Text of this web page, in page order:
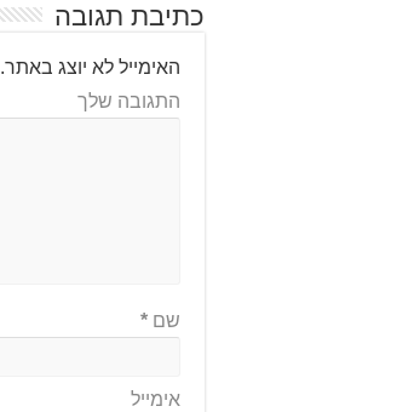
כתיבת תגובה
האימייל לא יוצג באתר.
התגובה שלך
שם*
אימייל